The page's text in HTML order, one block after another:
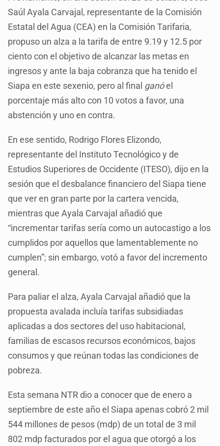
Saúl Ayala Carvajal, representante de la Comisión
Estatal del Agua (CEA) en la Comisión Tarifaria,
propuso un alza a la tarifa de entre 9.19 y 12.5 por
ciento con el objetivo de alcanzar las metas en
ingresos y ante la baja cobranza que ha tenido el
Siapa en este sexenio, pero al final ganóel
porcentaje más alto con 10 votos a favor, una
abstención y uno en contra.
En ese sentido, Rodrigo Flores Elizondo,
representante del Instituto Tecnológico y de
Estudios Superiores de Occidente (ITESO), dijo en la
sesión que el desbalance financiero del Siapa tiene
que ver en gran parte por la cartera vencida,
mientras que Ayala Carvajal añadió que
“incrementar tarifas sería como un autocastigo a los
cumplidos por aquellos que lamentablemente no
cumplen”; sin embargo, votó a favor del incremento
general.
Para paliar el alza, Ayala Carvajal añadió que la
propuesta avalada incluía tarifas subsidiadas
aplicadas a dos sectores del uso habitacional,
familias de escasos recursos económicos, bajos
consumos y que reúnan todas las condiciones de
pobreza.
Esta semana NTR dio a conocer que de enero a
septiembre de este año el Siapa apenas cobró 2 mil
544 millones de pesos (mdp) de un total de 3 mil
802 mdp facturados por el agua que otorgó a los